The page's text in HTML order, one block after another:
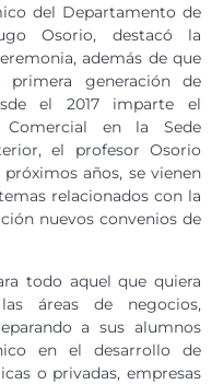
del Departamento de
Osorio, destacó la
además de que
generación de
el 2017 imparte el
Comercial en la Sede
el profesor Osorio
años, se vienen
relacionados con la
nuevos convenios de
todo aquel que quiera
áreas de negocios,
a sus alumnos
en el desarrollo de
o privadas, empresas